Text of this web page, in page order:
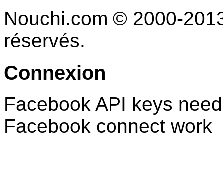
Nouchi.com © 2000-
réservés.
Connexion
Facebook API keys
Facebook connect work